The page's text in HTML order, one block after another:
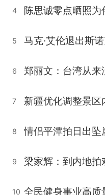
4 陈思诚零点晒照为
5 马克·艾伦退出斯
6 郑丽文：台湾从来
7 新疆优化调整景区
8 情侣平潭拍日出坠
9
10 全民健身事业高质